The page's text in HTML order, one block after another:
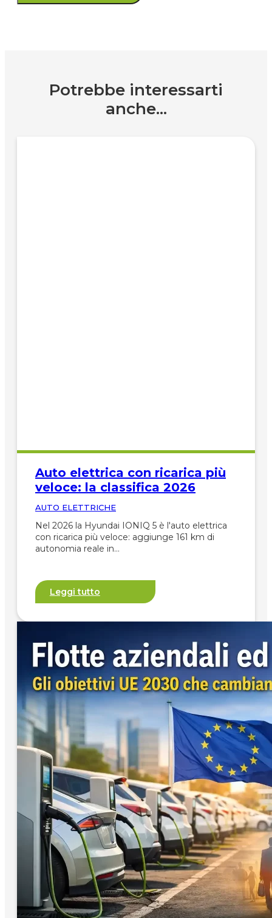
Potrebbe interessarti
anche...
Auto elettrica con ricarica più
veloce: la classifica 2026
AUTO ELETTRICHE
Nel 2026 la Hyundai IONIQ 5 è l'auto elettrica
con ricarica più veloce: aggiunge 161 km di
autonomia reale in…
Leggi tutto